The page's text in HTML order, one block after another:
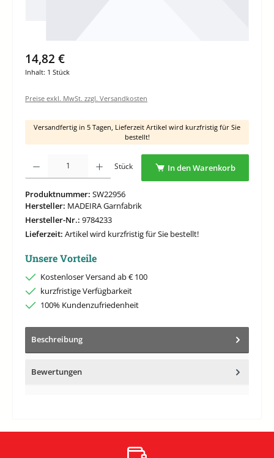
14,82 €
Inhalt: 1 Stück
Preise exkl. MwSt. zzgl. Versandkosten
Versandfertig in 5 Tagen, Lieferzeit Artikel wird kurzfristig für Sie
bestellt!
Produkt Anzahl: Gib den gewünschten Wert ein oder benutze die Schaltflächen um
Stück In den Warenkorb
Produktnummer: SW22956
Hersteller: MADEIRA Garnfabrik
Hersteller-Nr.: 9784233
Lieferzeit: Artikel wird kurzfristig für Sie bestellt!
Unsere Vorteile
Kostenloser Versand ab € 100
kurzfristige Verfügbarkeit
100% Kundenzufriedenheit
Beschreibung
Bewertungen